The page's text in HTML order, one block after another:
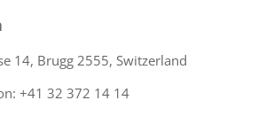
14, Brugg 2555, Switzerland
+41 32 372 14 14